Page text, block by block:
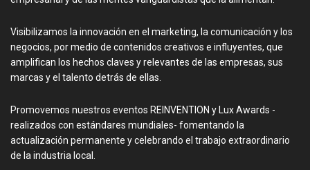
Visibilizamos la innovación en el marketing, la comunicación y los
negocios, por medio de contenidos creativos e influyentes, que
amplifican los hechos claves y relevantes de las empresas, sus
marcas y el talento detrás de ellas.
Promovemos nuestros eventos REINVENTION y Lux Awards -
realizados con estándares mundiales- fomentando la
actualización permanente y celebrando el trabajo extraordinario
de la industria local.